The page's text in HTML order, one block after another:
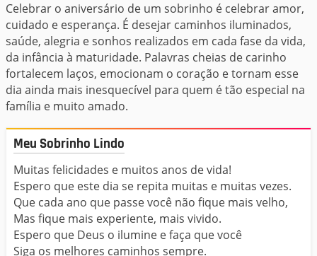
Celebrar o aniversário de um sobrinho é celebrar amor,
cuidado e esperança. É desejar caminhos iluminados,
saúde, alegria e sonhos realizados em cada fase da vida,
da infância à maturidade. Palavras cheias de carinho
fortalecem laços, emocionam o coração e tornam esse
dia ainda mais inesquecível para quem é tão especial na
família e muito amado.
Meu Sobrinho Lindo
Muitas felicidades e muitos anos de vida!
Espero que este dia se repita muitas e muitas vezes.
Que cada ano que passe você não fique mais velho,
Mas fique mais experiente, mais vivido.
Espero que Deus o ilumine e faça que você
Siga os melhores caminhos sempre.